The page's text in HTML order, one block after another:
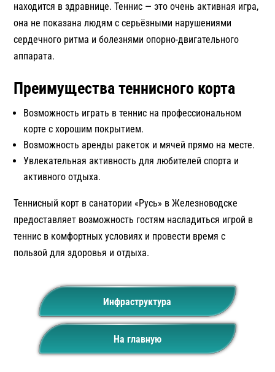
находится в здравнице. Теннис — это очень активная игра,
она не показана людям с серьёзными нарушениями
сердечного ритма и болезнями опорно-двигательного
аппарата.
Преимущества теннисного корта
Возможность играть в теннис на профессиональном
корте с хорошим покрытием.
Возможность аренды ракеток и мячей прямо на месте.
Увлекательная активность для любителей спорта и
активного отдыха.
Теннисный корт в санатории «Русь» в Железноводске
предоставляет возможность гостям насладиться игрой в
теннис в комфортных условиях и провести время с
пользой для здоровья и отдыха.
Инфраструктура
На главную